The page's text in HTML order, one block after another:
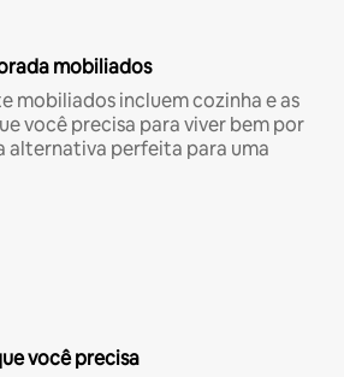
mobiliados
mobiliados incluem cozinha e as
você precisa para viver bem por
alternativa perfeita para uma
você precisa